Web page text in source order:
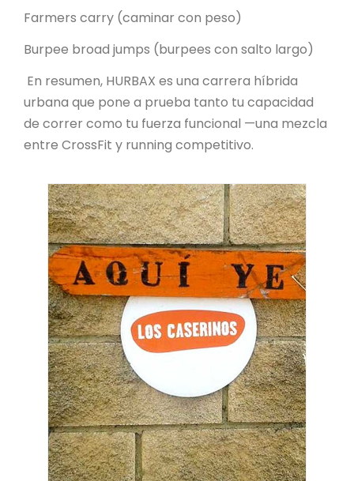
Farmers carry (caminar con peso)
Burpee broad jumps (burpees con salto largo)
En resumen, HURBAX es una carrera híbrida
urbana que pone a prueba tanto tu capacidad
de correr como tu fuerza funcional —una mezcla
entre CrossFit y running competitivo.